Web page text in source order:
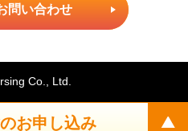
問い合わせ
Co., Ltd.
お申し込み